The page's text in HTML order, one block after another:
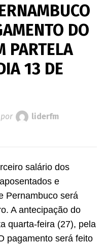
DO
PARTELA
13 DE
por
liderfm
salário dos
e
Pernambuco será
A antecipação do
quarta-feira (27), pela
pagamento será feito